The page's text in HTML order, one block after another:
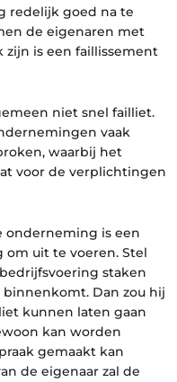
redelijk goed na te
de eigenaren met
zijn is een faillissement
niet snel failliet.
vaak
waarbij het
voor de verplichtingen
onderneming is een
uit te voeren. Stel
staken
Dan zou hij
kunnen laten gaan
kan worden
gemaakt kan
de eigenaar zal de